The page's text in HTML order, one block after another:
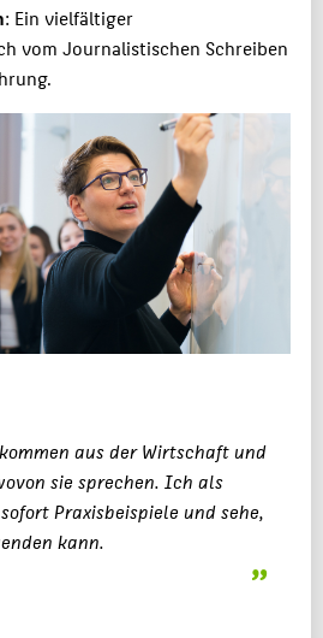
: Ein vielfältiger
vom Journalistischen Schreiben
aus der Wirtschaft und
sie sprechen. Ich als
Praxisbeispiele und sehe,
kann.